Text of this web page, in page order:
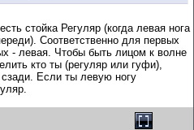
стойка Регуляр (когда левая нога
Соответственно для первых
- левая. Чтобы быть лицом к волне
кто ты (регуляр или гуфи),
Если ты левую ногу